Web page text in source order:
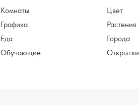
Комнаты Цвет
Графика Растения
Еда Города
Обучающие Открытки